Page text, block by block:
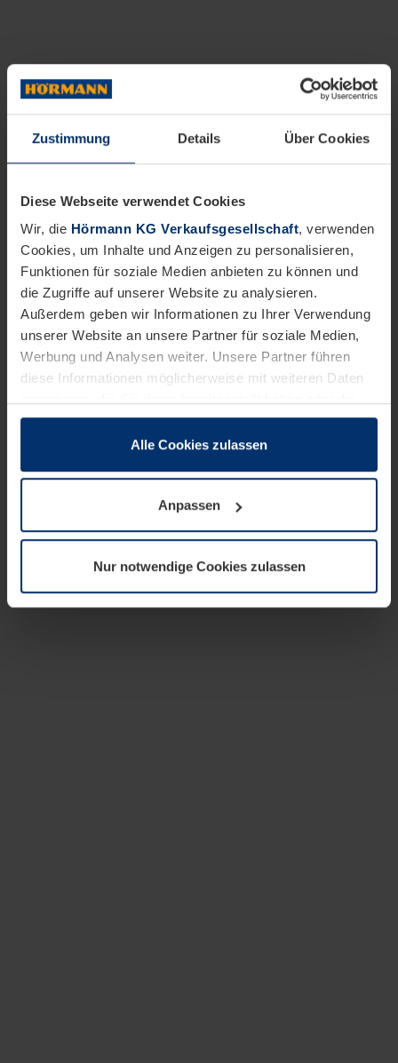
Zustimmung Details Über Cookies
Diese Webseite verwendet Cookies
Wir, die Hörmann KG Verkaufsgesellschaft, verwenden
Cookies, um Inhalte und Anzeigen zu personalisieren,
Funktionen für soziale Medien anbieten zu können und
die Zugriffe auf unserer Website zu analysieren.
Außerdem geben wir Informationen zu Ihrer Verwendung
unserer Website an unsere Partner für soziale Medien,
Werbung und Analysen weiter. Unsere Partner führen
diese Informationen möglicherweise mit weiteren Daten
sie im Rahmen Ihrer Nutzung der Dienste gesammelt
wenn diese für den Betrieb dieser Seite unbedingt
notwendig sind. Für alle anderen Cookie-Typen benötigen
wir Ihre Erlaubnis. Ihre Einwilligung können Sie jederzeit
Datenschutzerklärungunserer Website ändern oder
widerrufen.
Alle Cookies zulassen
Anpassen
Nur notwendige Cookies zulassen